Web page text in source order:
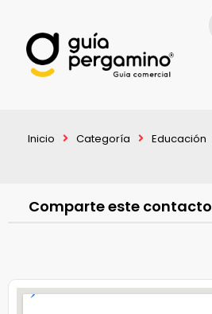
Inicio Categoría Educación
Comparte este contacto